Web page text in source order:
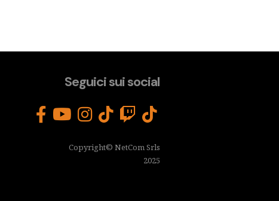
Seguici sui social
Copyright© NetCom Srls
2025